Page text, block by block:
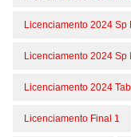
Licenciamento 2024 Sp
Licenciamento 2024 Sp
Licenciamento 2024
Licenciamento Final 1